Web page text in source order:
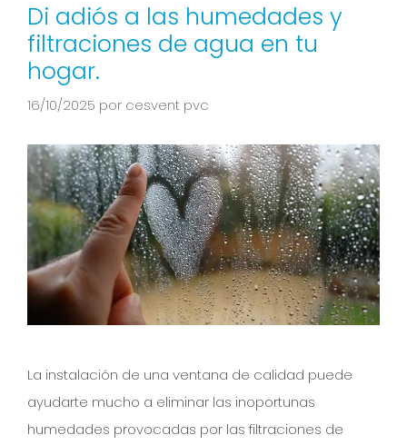
Di adiós a las humedades y
filtraciones de agua en tu
hogar.
16/10/2025 por cesvent pvc
La instalación de una ventana de calidad puede
ayudarte mucho a eliminar las inoportunas
humedades provocadas por las filtraciones de